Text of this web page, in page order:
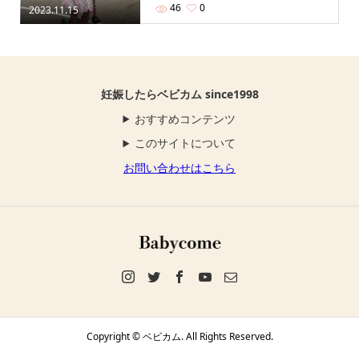
2023.11.15 46 0
妊娠したらベビカム since1998
おすすめコンテンツ
このサイトについて
お問い合わせはこちら
Copyright ©ベビカム. All Rights Reserved.